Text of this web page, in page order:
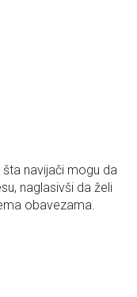
navijači mogu da
naglasivši da želi
obavezama.